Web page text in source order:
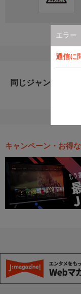
エラー
通信に
同じジャンルのお
キャンペーン・お得